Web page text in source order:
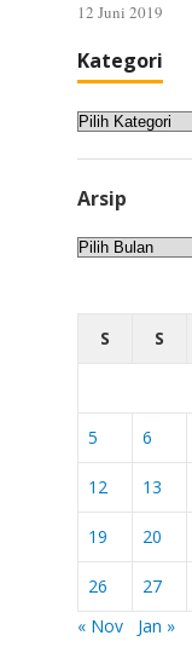
12 Juni 2019
Kategori
Kategori
Arsip
Arsip
S
S
5 6
12 13
19 20
26 27
« Nov
Jan »